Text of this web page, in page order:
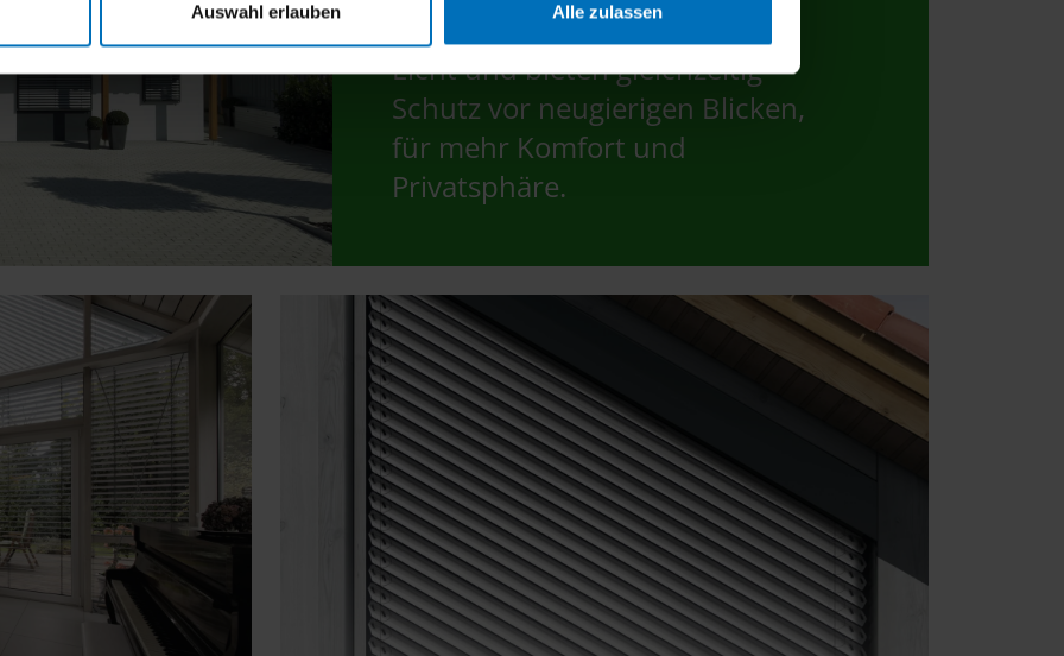
Auswahl erlauben Alle zulassen
Außenjalousien regulieren das
Licht und bieten gleichzeitig
Schutz vor neugierigen Blicken,
für mehr Komfort und
Privatsphäre.